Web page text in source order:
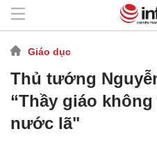
Giáo dục
Thủ tướng
“Thầy giáo
nước lã"